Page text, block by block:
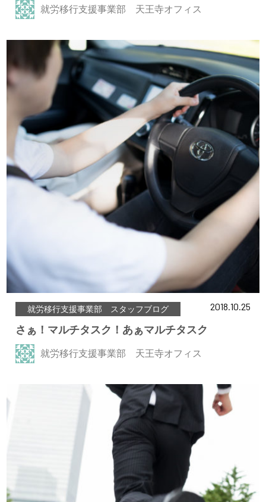
就労移行支援事業部 天王寺オフィス
就労移行支援事業部 スタッフブログ 2018.10.25
さぁ！マルチタスク！あぁマルチタスク
就労移行支援事業部 天王寺オフィス